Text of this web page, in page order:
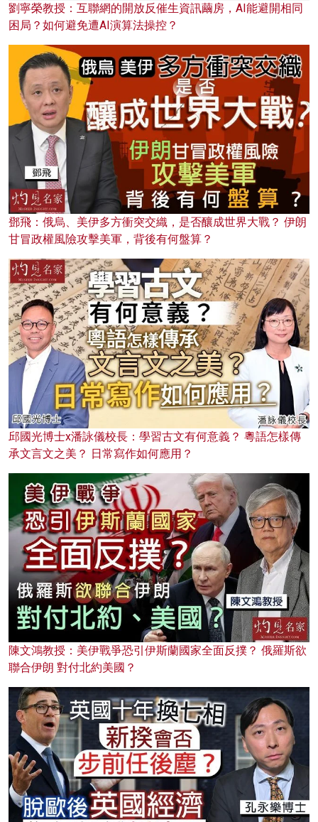
劉寧榮教授：互聯網的開放反催生資訊繭房，AI能避開相同
困局？如何避免遭AI演算法操控？
鄧飛：俄烏、美伊多方衝突交織，是否釀成世界大戰？ 伊朗
甘冒政權風險攻擊美軍，背後有何盤算？
邱國光博士x潘詠儀校長：學習古文有何意義？ 粵語怎樣傳
承文言文之美？ 日常寫作如何應用？
陳文鴻教授：美伊戰爭恐引伊斯蘭國家全面反撲？ 俄羅斯欲
聯合伊朗 對付北約美國？